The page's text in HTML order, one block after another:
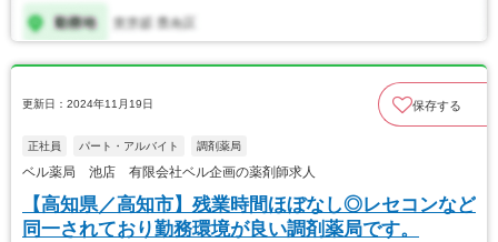
更新日：2024年11月19日 保存する
正社員 パート・アルバイト 調剤薬局
ベル薬局 池店 有限会社ベル企画の薬剤師求人
【高知県／高知市】残業時間ほぼなし◎レセコンなど
同一されており勤務環境が良い調剤薬局です。